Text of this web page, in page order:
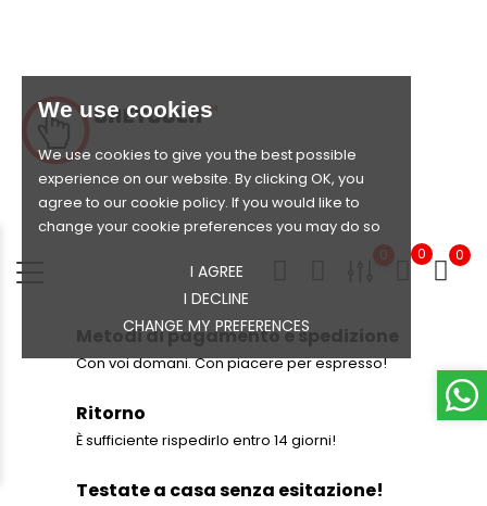
We use cookies
We use cookies to give you the best possible
experience on our website. By clicking OK, you
agree to our cookie policy. If you would like to
change your cookie preferences you may do so
I AGREE
I DECLINE
CHANGE MY PREFERENCES
0 0 0
Metodi di pagamento e spedizione
Con voi domani. Con piacere per espresso!
Ritorno
È sufficiente rispedirlo entro 14 giorni!
Testate a casa senza esitazione!